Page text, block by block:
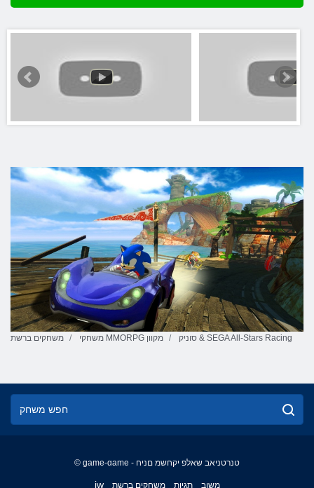
משחקים ברשת משחקי MMORPG מקוון סוניק & SEGA All-Stars Racing
© game-game - טנרטניאב שאלפ יקחשמ םניח
iw משחקים ברשת תגיות משוב